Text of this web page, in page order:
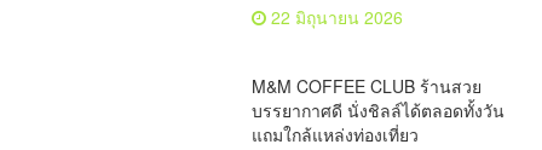
22 มิถุนายน 2026
M&M COFFEE CLUB ร้านสวย
บรรยากาศดี นั่งชิลล์ได้ตลอดทั้งวัน
แถมใกล้แหล่งท่องเที่ยว